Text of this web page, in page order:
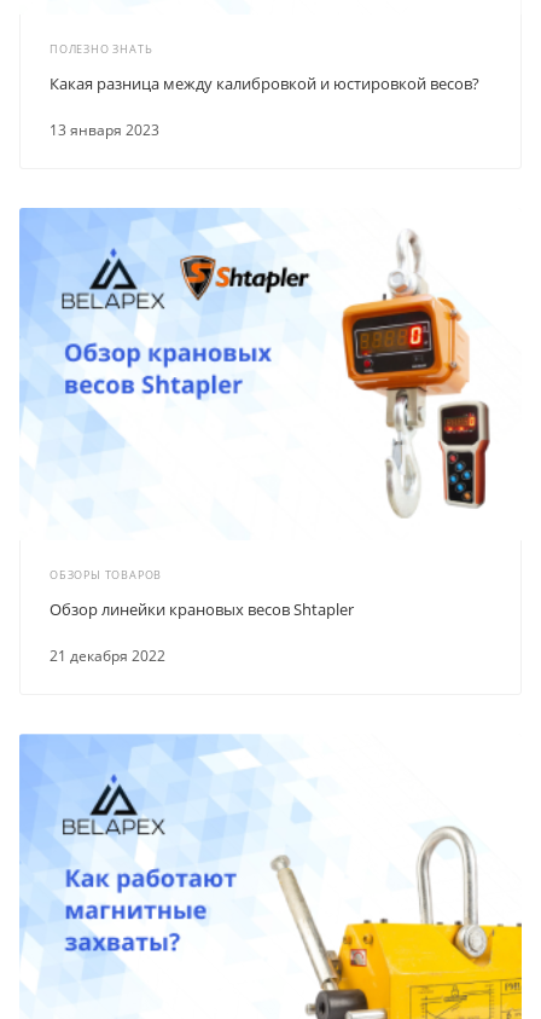
ПОЛЕЗНО ЗНАТЬ
13 января 2023
Какая разница между калибровкой и юстировкой весов?
ОБЗОРЫ ТОВАРОВ
21 декабря 2022
Обзор линейки крановых весов Shtapler